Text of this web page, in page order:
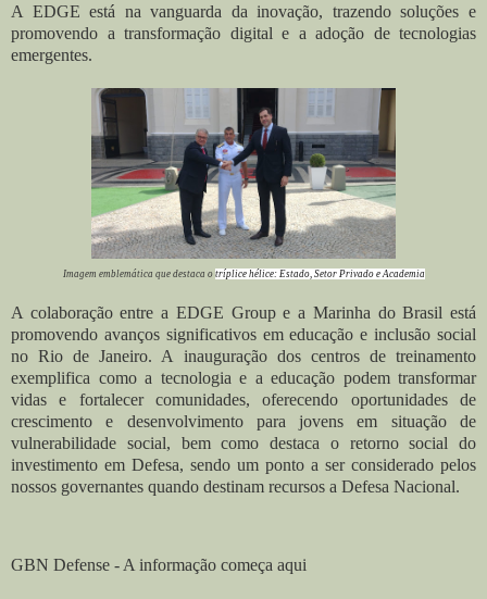
A EDGE está na vanguarda da inovação, trazendo soluções e
promovendo a transformação digital e a adoção de tecnologias
emergentes.
Imagem emblemática que destaca o tríplice hélice: Estado, Setor Privado e Academia
A colaboração entre a EDGE Group e a Marinha do Brasil está
promovendo avanços significativos em educação e inclusão social
no Rio de Janeiro. A inauguração dos centros de treinamento
exemplifica como a tecnologia e a educação podem transformar
vidas e fortalecer comunidades, oferecendo oportunidades de
crescimento e desenvolvimento para jovens em situação de
vulnerabilidade social, bem como destaca o retorno social do
investimento em Defesa, sendo um ponto a ser considerado pelos
nossos governantes quando destinam recursos a Defesa Nacional.
GBN Defense - A informação começa aqui